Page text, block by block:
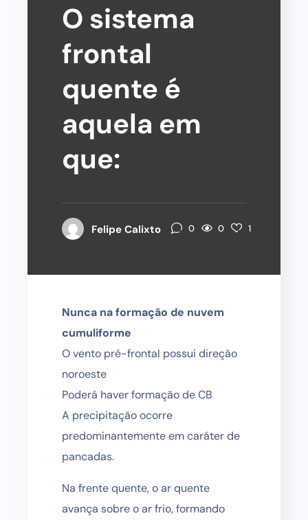
O sistema
frontal
quente é
aquela em
que:
Felipe Calixto 0 0 1
Nunca na formação de nuvem
cumuliforme
O vento pré-frontal possui direção
noroeste
Poderá haver formação de CB
A precipitação ocorre
predominantemente em caráter de
pancadas.
Na frente quente, o ar quente
avança sobre o ar frio, formando